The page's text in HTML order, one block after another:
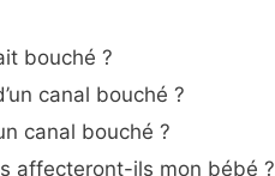
bouché ?
canal bouché ?
canal bouché ?
affecteront-ils mon bébé ?